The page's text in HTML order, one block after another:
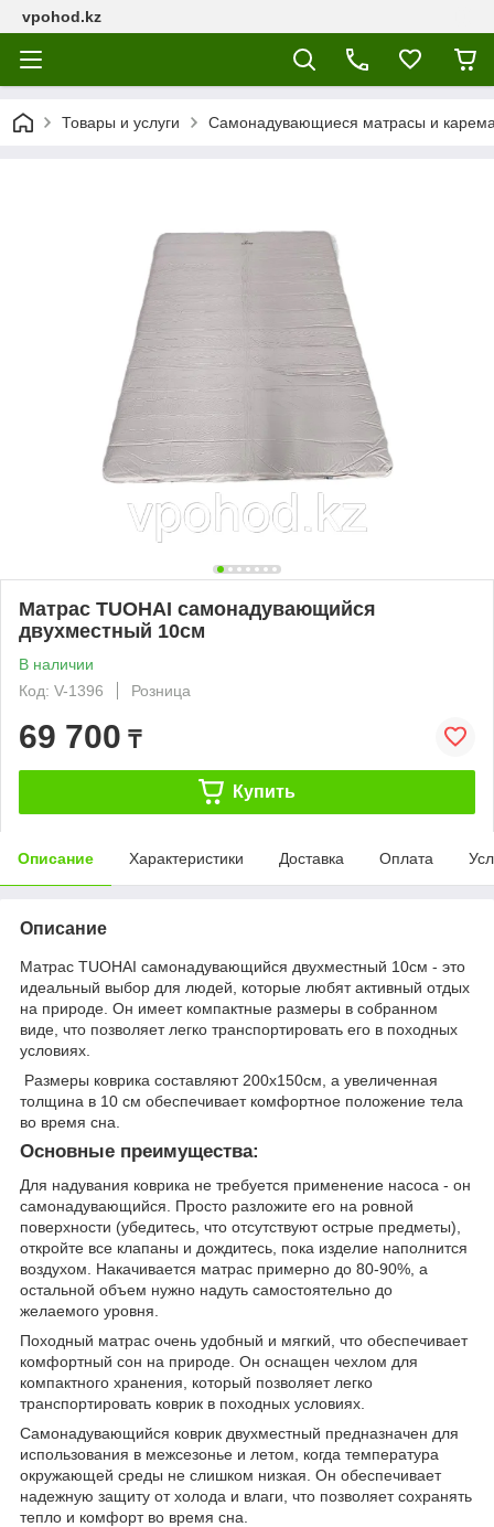
vpohod.kz
Товары и услуги Самонадувающиеся матрасы и
Матрас TUOHAI самонадувающийся
двухместный 10см
В наличии
Код: V-1396
Розница
69 700 ₸
Купить
Описание Характеристики Доставка Оплата
Описание
Матрас TUOHAI самонадувающийся двухместный 10см - это
идеальный выбор для людей, которые любят активный отдых
на природе. Он имеет компактные размеры в собранном
виде, что позволяет легко транспортировать его в походных
условиях.
Размеры коврика составляют 200х150см, а увеличенная
толщина в 10 см обеспечивает комфортное положение тела
во время сна.
Основные преимущества:
Для надувания коврика не требуется применение насоса - он
самонадувающийся. Просто разложите его на ровной
поверхности (убедитесь, что отсутствуют острые предметы),
откройте все клапаны и дождитесь, пока изделие наполнится
воздухом. Накачивается матрас примерно до 80-90%, а
остальной объем нужно надуть самостоятельно до
желаемого уровня.
Походный матрас очень удобный и мягкий, что обеспечивает
комфортный сон на природе. Он оснащен чехлом для
компактного хранения, который позволяет легко
транспортировать коврик в походных условиях.
Самонадувающийся коврик двухместный предназначен для
использования в межсезонье и летом, когда температура
окружающей среды не слишком низкая. Он обеспечивает
надежную защиту от холода и влаги, что позволяет сохранять
тепло и комфорт во время сна.